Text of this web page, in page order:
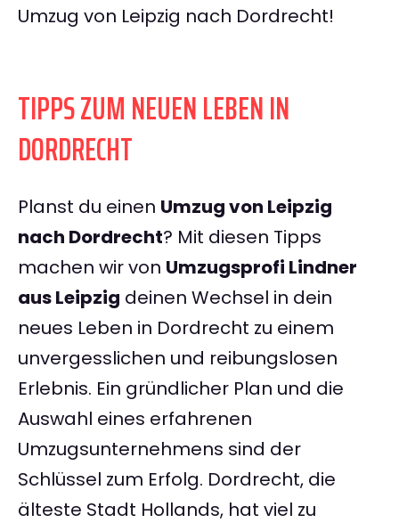
Umzug von Leipzig nach Dordrecht!
TIPPS ZUM NEUEN LEBEN IN
DORDRECHT
Planst du einen Umzug von Leipzig
nach Dordrecht? Mit diesen Tipps
machen wir von Umzugsprofi Lindner
aus Leipzig deinen Wechsel in dein
neues Leben in Dordrecht zu einem
unvergesslichen und reibungslosen
Erlebnis. Ein gründlicher Plan und die
Auswahl eines erfahrenen
Umzugsunternehmens sind der
Schlüssel zum Erfolg. Dordrecht, die
älteste Stadt Hollands, hat viel zu